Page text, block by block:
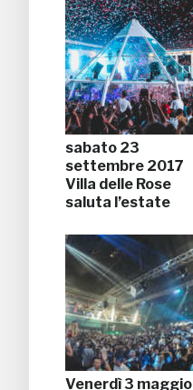
sabato 23
settembre 2017
Villa delle Rose
saluta l’estate
Venerdì 3 maggio